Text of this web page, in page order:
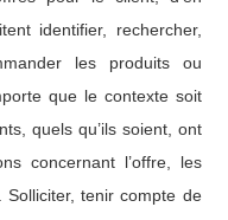
identifier, rechercher,
les produits ou
que le contexte soit
quels qu’ils soient, ont
concernant l’offre, les
Solliciter, tenir compte de